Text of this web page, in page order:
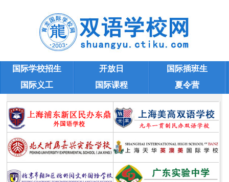
上海双语学校
国际学校招生 开放日
国际插班生
国际义工
国际课程
夏令营
学校大全